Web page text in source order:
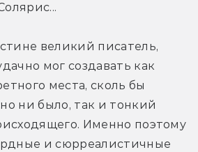
великий писатель,
мог создавать как
места, сколь бы
ни было, так и тонкий
Именно поэтому
и сюрреалистичные